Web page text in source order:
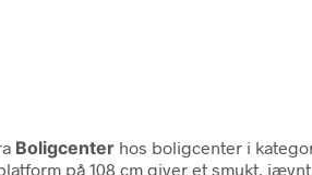
Boligcenter hos boligcenter i
på 108 cm giver et smukt,